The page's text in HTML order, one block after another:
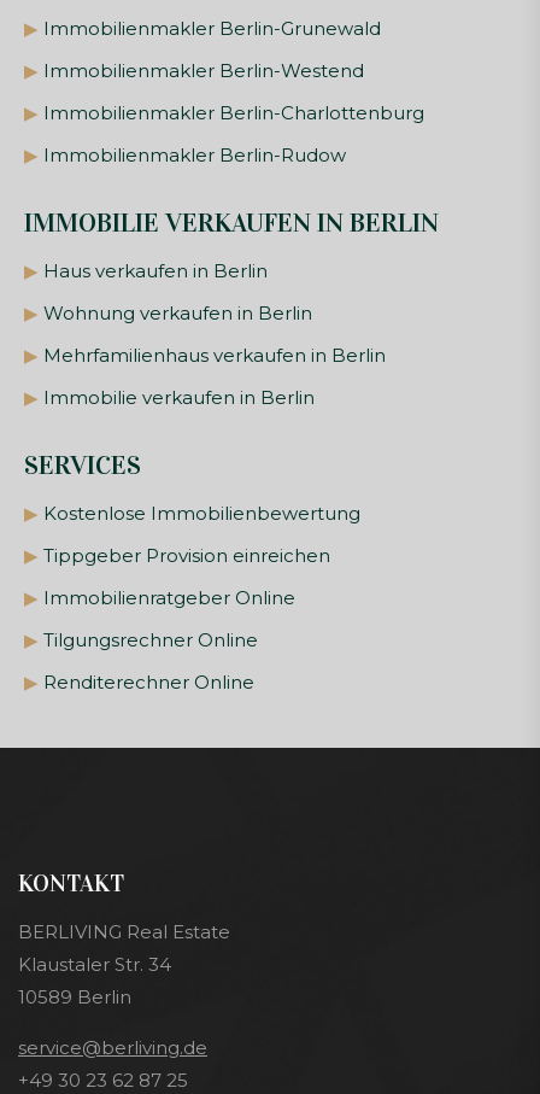
▶ Immobilienmakler Berlin-Grunewald
▶ Immobilienmakler Berlin-Westend
▶ Immobilienmakler Berlin-Charlottenburg
▶ Immobilienmakler Berlin-Rudow
IMMOBILIE VERKAUFEN IN BERLIN
▶ Haus verkaufen in Berlin
▶ Wohnung verkaufen in Berlin
▶ Mehrfamilienhaus verkaufen in Berlin
▶ Immobilie verkaufen in Berlin
SERVICES
▶ Kostenlose Immobilienbewertung
▶ Tippgeber Provision einreichen
▶ Immobilienratgeber Online
▶ Tilgungsrechner Online
▶ Renditerechner Online
KONTAKT
BERLIVING Real Estate
Klaustaler Str. 34
10589 Berlin
service@berliving.de
+49 30 23 62 87 25